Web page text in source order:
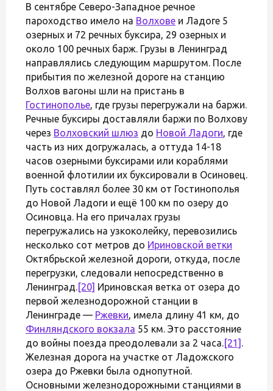
В сентябре Северо-Западное речное
пароходство имело на Волхове и Ладоге 5
озерных и 72 речных буксира, 29 озерных и
около 100 речных барж. Грузы в Ленинград
направлялись следующим маршрутом. После
прибытия по железной дороге на станцию
Волхов вагоны шли на пристань в
Гостинополье, где грузы перегружали на баржи.
Речные буксиры доставляли баржи по Волхову
через Волховский шлюз до Новой Ладоги, где
часть из них догружалась, а оттуда 14-18
часов озерными буксирами или кораблями
военной флотилии их буксировали в Осиновец.
Путь составлял более 30 км от Гостинополья
до Новой Ладоги и ещё 100 км по озеру до
Осиновца. На его причалах грузы
перегружались на узкоколейку, перевозились
несколько сот метров до Ириновской ветки
Октябрьской железной дороги, откуда, после
перегрузки, следовали непосредственно в
Ленинград.[20] Ириновская ветка от озера до
первой железнодорожной станции в
Ленинграде — Ржевки, имела длину 41 км, до
Финляндского вокзала 55 км. Это расстояние
до войны поезда преодолевали за 2 часа.[21] .
Железная дорога на участке от Ладожского
озера до Ржевки была однопутной.
Основными железнодорожными станциями в